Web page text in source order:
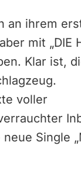
an ihrem
mit „DIE
Klar ist,
voller
Single